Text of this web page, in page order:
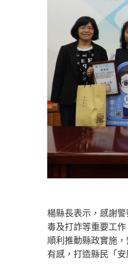
楊縣長表示，感謝
毒及打詐等重要工
順利推動縣政實施
有感，打造縣民「